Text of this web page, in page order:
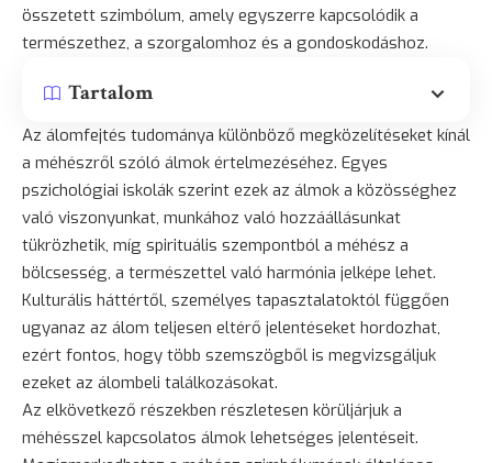
összetett szimbólum, amely egyszerre kapcsolódik a
természethez, a szorgalomhoz és a gondoskodáshoz.
Tartalom
Az álomfejtés tudománya különböző megközelítéseket kínál
a méhészről szóló álmok értelmezéséhez. Egyes
pszichológiai iskolák szerint ezek az álmok a közösséghez
való viszonyunkat, munkához való hozzáállásunkat
tükrözhetik, míg spirituális szempontból a méhész a
bölcsesség, a természettel való harmónia jelképe lehet.
Kulturális háttértől, személyes tapasztalatoktól függően
ugyanaz az álom teljesen eltérő jelentéseket hordozhat,
ezért fontos, hogy több szemszögből is megvizsgáljuk
ezeket az álombeli találkozásokat.
Az elkövetkező részekben részletesen körüljárjuk a
méhésszel kapcsolatos álmok lehetséges jelentéseit.